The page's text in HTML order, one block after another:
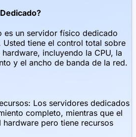
es un servidor físico dedicado
Usted tiene el control total sobre
incluyendo la CPU, la
y el ancho de banda de la red.
Los servidores dedicados
completo, mientras que el
hardware pero tiene recursos